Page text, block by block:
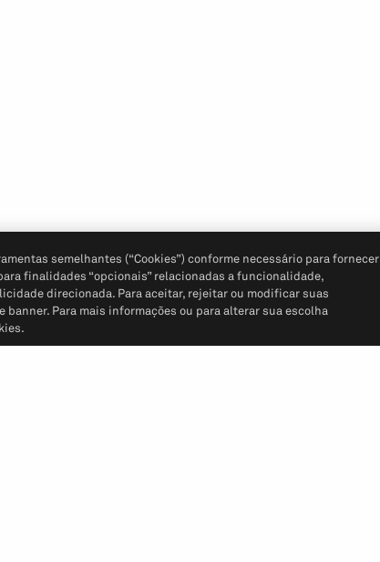
semelhantes (“Cookies”) conforme necessário para fornecer
finalidades “opcionais” relacionadas a funcionalidade,
direcionada. Para aceitar, rejeitar ou modificar suas
Para mais informações ou para alterar sua escolha